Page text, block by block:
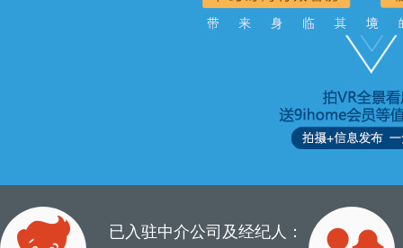
已入驻中介公司及经纪人：